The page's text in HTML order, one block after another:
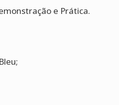
e Prática.